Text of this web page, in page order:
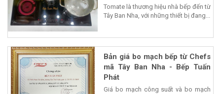
Tomate là thương hiệu nhà bếp đến từ
Tây Ban Nha, với những thiết bị đang...
Bản giá bo mạch bếp từ Chefs
mã Tây Ban Nha - Bếp Tuấn
Phát
Giá bo mạch công suất và bo mạch